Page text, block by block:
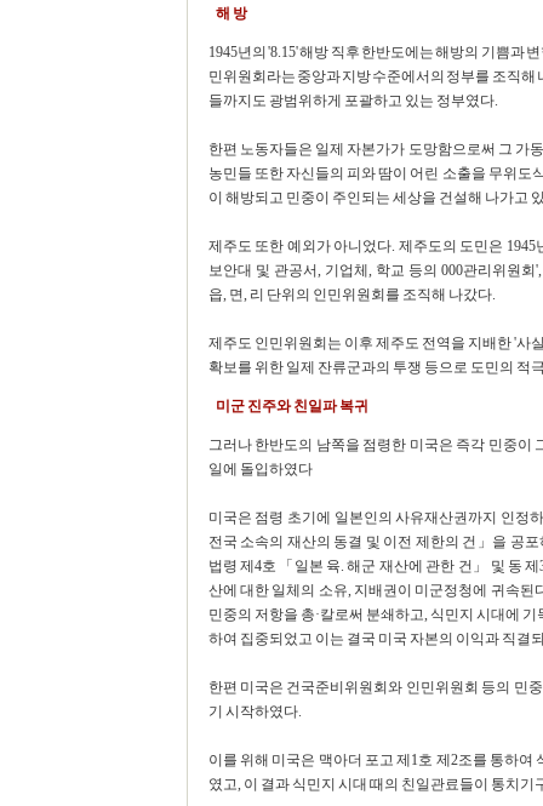
해 방
1945년의 '8.15' 해방 직후 한반도에는 해방의 기쁨과
민위원회라는 중앙과 지방 수준에서의 정부를 조직
들까지도 광범위하게 포괄하고 있는 정부였다.
한편 노동자들은 일제 자본가가 도망함으로써 그 가
농민들 또한 자신들의 피와 땀이 어린 소출을 무위
이 해방되고 민중이 주인되는 세상을 건설해 나가고
제주도 또한 예외가 아니었다. 제주도의 도민은
보안대 및 관공서, 기업체, 학교 등의 000관리위원
읍, 면, 리 단위의 인민위원회를 조직해 나갔다.
제주도 인민위원회는 이후 제주도 전역을 지배한 '사
확보를 위한 일제 잔류군과의 투쟁 등으로 도민의 적
미군 진주와 친일파 복귀
그러나 한반도의 남쪽을 점령한 미국은 즉각 민중이
일에 돌입하였다
미국은 점령 초기에 일본인의 사유재산권까지 인정
전국 소속의 재산의 동결 및 이전 제한의 건」을 공
법령 제4호 「일본 육. 해군 재산에 관한 건」 및 동
산에 대한 일체의 소유, 지배권이 미군정청에 귀속
민중의 저항을 총·칼로써 분쇄하고, 식민지 시대에
하여 집중되었고 이는 결국 미국 자본의 이익과 직결
한편 미국은 건국준비위원회와 인민위원회 등의 민
기 시작하였다.
이를 위해 미국은 맥아더 포고 제1호 제2조를 통하
였고, 이 결과 식민지 시대 때의 친일관료들이 통치